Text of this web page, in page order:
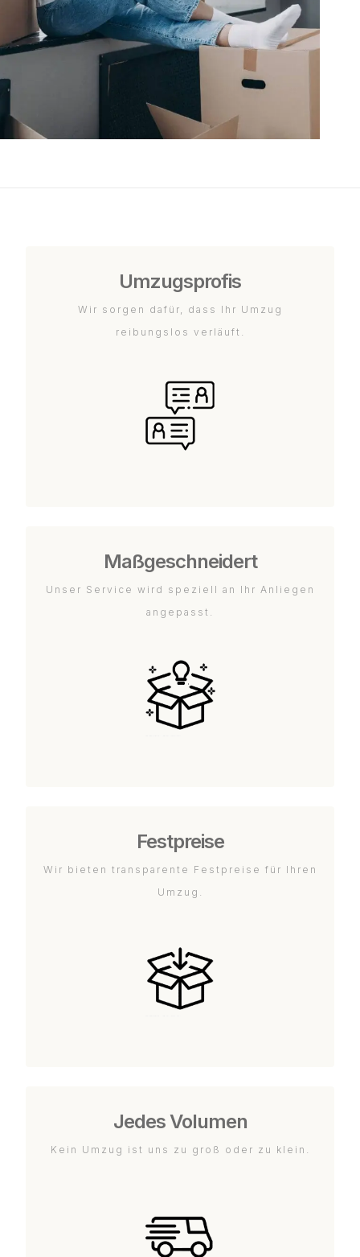
Umzugsprofis
Wir sorgen dafür, dass Ihr Umzug
reibungslos verläuft.
Maßgeschneidert
Unser Service wird speziell an Ihr Anliegen
angepasst.
Festpreise
Wir bieten transparente Festpreise für Ihren
Umzug.
Jedes Volumen
Kein Umzug ist uns zu groß oder zu klein.